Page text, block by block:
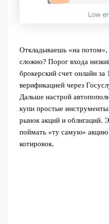
Откладываешь «на потом»,
сложно? Порог входа
брокерский счет онлайн
верификацией через
Дальше настрой
купи простые
рынок акций и облигаций.
поймать «ту самую» акцию
котировок.